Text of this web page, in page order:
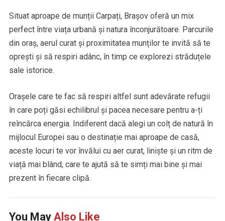
Situat aproape de munții Carpați, Brașov oferă un mix
perfect între viața urbană și natura înconjurătoare. Parcurile
din oraș, aerul curat și proximitatea munților te invită să te
oprești și să respiri adânc, în timp ce explorezi străduțele
sale istorice.
Orașele care te fac să respiri altfel sunt adevărate refugii
în care poți găsi echilibrul și pacea necesare pentru a-ți
reîncărca energia. Indiferent dacă alegi un colț de natură în
mijlocul Europei sau o destinație mai aproape de casă,
aceste locuri te vor învălui cu aer curat, liniște și un ritm de
viață mai blând, care te ajută să te simți mai bine și mai
prezent în fiecare clipă.
You May Also Like